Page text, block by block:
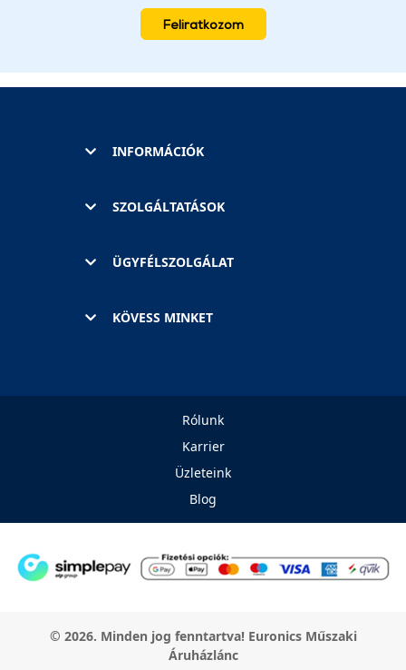
Feliratkozom
INFORMÁCIÓK
SZOLGÁLTATÁSOK
ÜGYFÉLSZOLGÁLAT
KÖVESS MINKET
Rólunk
Karrier
Üzleteink
Blog
© 2026. Minden jog fenntartva! Euronics Műszaki
Áruházlánc